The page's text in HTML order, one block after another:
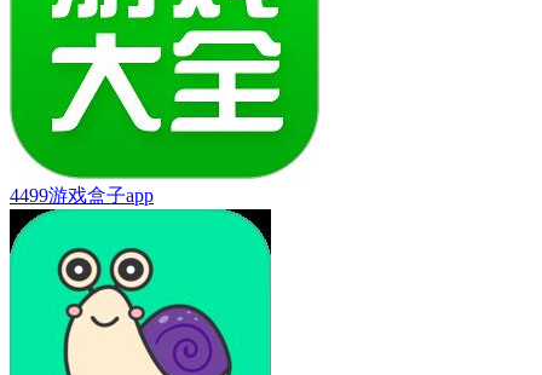
4499游戏盒子app